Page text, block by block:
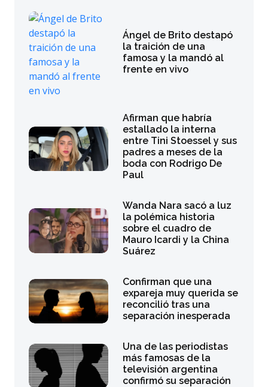
Ángel de Brito destapó
la traición de una
famosa y la mandó al
frente en vivo
Afirman que habría
estallado la interna
entre Tini Stoessel y sus
padres a meses de la
boda con Rodrigo De
Paul
Wanda Nara sacó a luz
la polémica historia
sobre el cuadro de
Mauro Icardi y la China
Suárez
Confirman que una
expareja muy querida se
reconcilió tras una
separación inesperada
Una de las periodistas
más famosas de la
televisión argentina
confirmó su separación